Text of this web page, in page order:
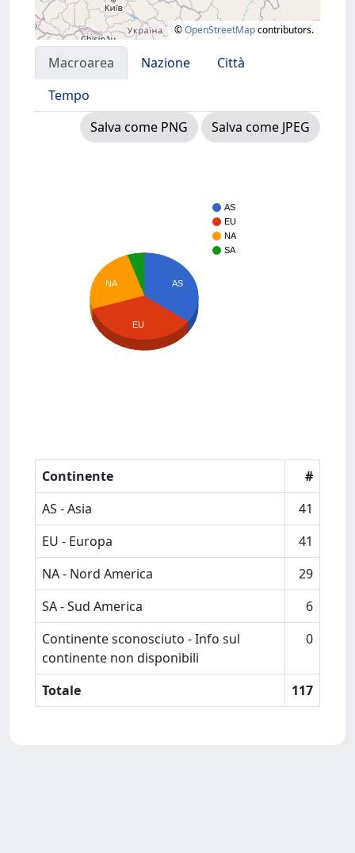
©OpenStreetMapcontributors.
Macroarea Nazione
Città
Tempo
Salva come PNG
Salva come JPEG
AS
EU
NA
SA
AS
NA
EU
Continente
#
AS - Asia
41
EU - Europa
41
NA - Nord America
29
SA - Sud America
6
Continente sconosciuto - Info sul
continente non disponibili
0
Totale 117